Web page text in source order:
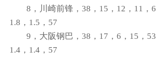
8，川崎前锋，38，15，12，11，
1.8，1.5，57
9，大阪钢巴，38，17，6，15，53
1.4，1.4，57